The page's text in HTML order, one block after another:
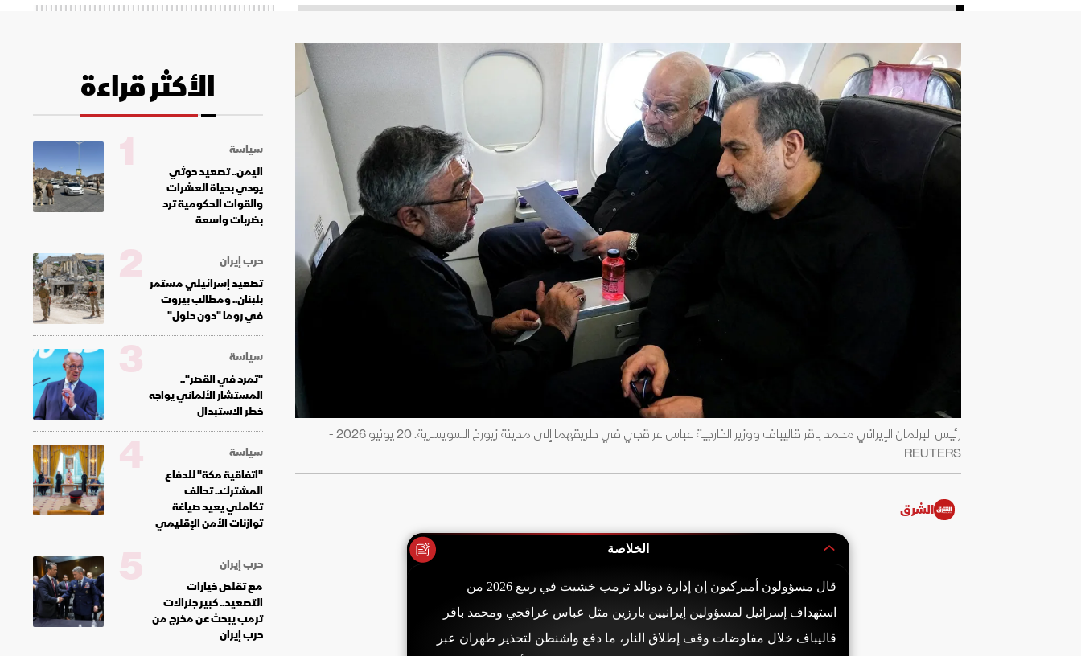
رئيس البرلمان الإيراني محمد باقر قاليباف ووزير الخارجية عباس عراقجي في طريقهما إلى مدينة زيورخ السويسرية. 20 يونيو 2026 -
REUTERS
الشرق
الخلاصة
قال مسؤولون أميركيون إن إدارة دونالد ترمب خشيت في ربيع 2026 من
استهداف إسرائيل لمسؤولين إيرانيين بارزين مثل عباس عراقجي ومحمد باقر
قاليباف خلال مفاوضات وقف إطلاق النار، ما دفع واشنطن لتحذير طهران عبر
الأكثر قراءة
سياسة
اليمن.. تصعيد حوثي
يودي بحياة العشرات
والقوات الحكومية ترد
بضربات واسعة
1
حرب إيران
تصعيد إسرائيلي مستمر
بلبنان.. ومطالب بيروت
في روما "دون حلول"
2
سياسة
"تمرد في القصر"..
المستشار الألماني يواجه
خطر الاستبدال
3
سياسة
"اتفاقية مكة" للدفاع
المشترك.. تحالف
تكاملي يعيد صياغة
توازنات الأمن الإقليمي
4
حرب إيران
مع تقلص خيارات
التصعيد.. كبير جنرالات
ترمب يبحث عن مخرج من
حرب إيران
5